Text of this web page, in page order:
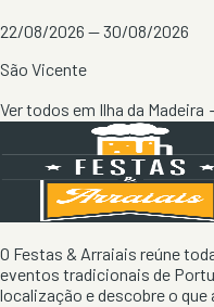
22/08/2026 — 30/08/2026
São Vicente
Ver todos em Ilha da Madeira
O Festas & Arraiais reúne
eventos tradicionais de
localização e descobre o